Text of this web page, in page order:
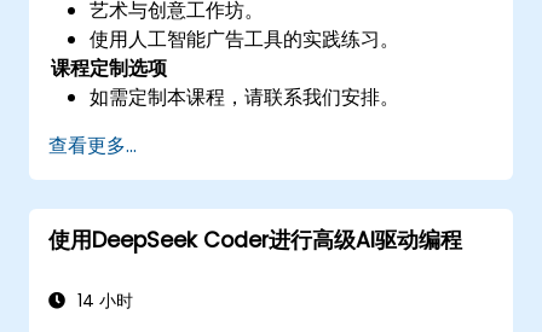
艺术与创意工作坊。
使用人工智能广告工具的实践练习。
课程定制选项
如需定制本课程，请联系我们安排。
查看更多...
使用DeepSeek Coder进行高级AI驱动编程
14 小时